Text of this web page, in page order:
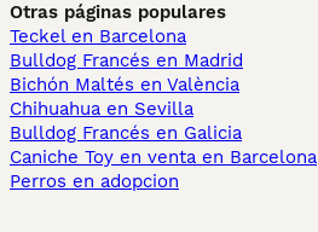
Otras páginas populares
Teckel en Barcelona
Bulldog Francés en Madrid
Bichón Maltés en València
Chihuahua en Sevilla
Bulldog Francés en Galicia
Caniche Toy en venta en Barcelona
Perros en adopcion